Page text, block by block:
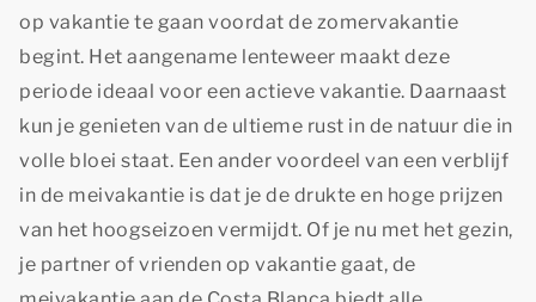
op vakantie te gaan voordat de zomervakantie
begint. Het aangename lenteweer maakt deze
periode ideaal voor een actieve vakantie. Daarnaast
kun je genieten van de ultieme rust in de natuur die in
volle bloei staat. Een ander voordeel van een verblijf
in de meivakantie is dat je de drukte en hoge prijzen
van het hoogseizoen vermijdt. Of je nu met het gezin,
je partner of vrienden op vakantie gaat, de